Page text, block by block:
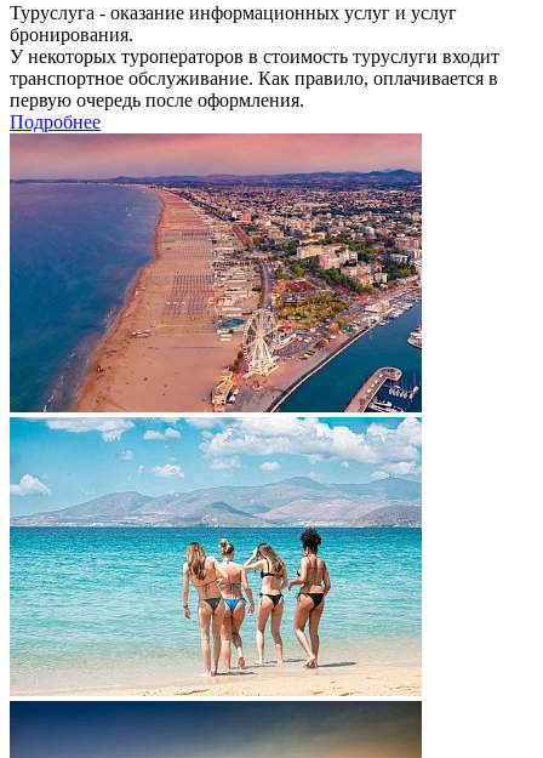
Туруслуга - оказание информационных услуг и услуг
бронирования.
У некоторых туроператоров в стоимость туруслуги входит
транспортное обслуживание. Как правило, оплачивается в
первую очередь после оформления.
Подробнее